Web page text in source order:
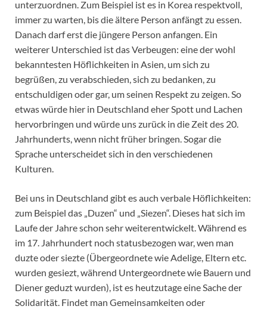
unterzuordnen. Zum Beispiel ist es in Korea respektvoll,
immer zu warten, bis die ältere Person anfängt zu essen.
Danach darf erst die jüngere Person anfangen. Ein
weiterer Unterschied ist das Verbeugen: eine der wohl
bekanntesten Höflichkeiten in Asien, um sich zu
begrüßen, zu verabschieden, sich zu bedanken, zu
entschuldigen oder gar, um seinen Respekt zu zeigen. So
etwas würde hier in Deutschland eher Spott und Lachen
hervorbringen und würde uns zurück in die Zeit des 20.
Jahrhunderts, wenn nicht früher bringen. Sogar die
Sprache unterscheidet sich in den verschiedenen
Kulturen.
Bei uns in Deutschland gibt es auch verbale Höflichkeiten:
zum Beispiel das „Duzen“ und „Siezen“. Dieses hat sich im
Laufe der Jahre schon sehr weiterentwickelt. Während es
im 17. Jahrhundert noch statusbezogen war, wen man
duzte oder siezte (Übergeordnete wie Adelige, Eltern etc.
wurden gesiezt, während Untergeordnete wie Bauern und
Diener geduzt wurden), ist es heutzutage eine Sache der
Solidarität. Findet man Gemeinsamkeiten oder